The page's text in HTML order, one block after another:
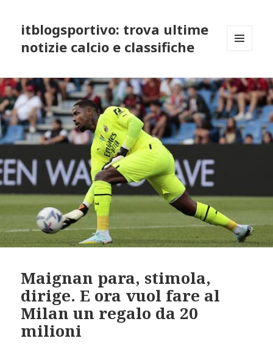
itblogsportivo: trova ultime
notizie calcio e classifiche
WIDGETS
Maignan para, stimola,
dirige. E ora vuol fare al
Milan un regalo da 20
milioni